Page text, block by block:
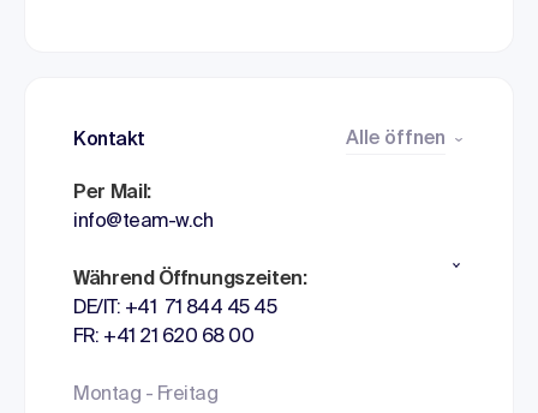
Kontakt Alle öffnen
Per Mail:
info@team-w.ch
Während Öffnungszeiten:
DE/IT: +41 71 844 45 45
FR: +41 21 620 68 00
Montag - Freitag